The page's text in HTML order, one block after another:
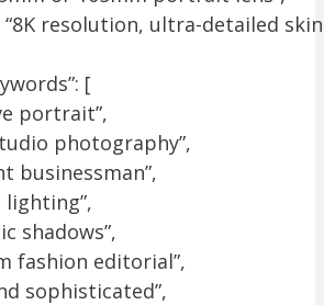
“8K resolution, ultra-detailed
[
portrait”,
photography”,
businessman”,
lighting”,
shadows”,
fashion editorial”,
sophisticated”,